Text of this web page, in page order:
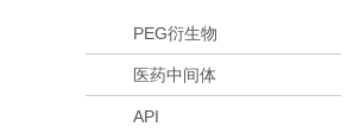
PEG衍生物
医药中间体
API